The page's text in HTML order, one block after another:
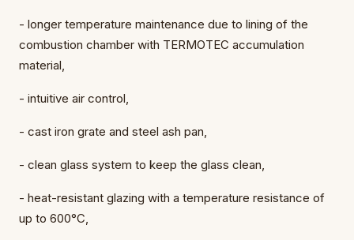
- longer temperature maintenance due to lining of the
combustion chamber with TERMOTEC accumulation
material,
- intuitive air control,
- cast iron grate and steel ash pan,
- clean glass system to keep the glass clean,
- heat-resistant glazing with a temperature resistance of
up to 600°C,